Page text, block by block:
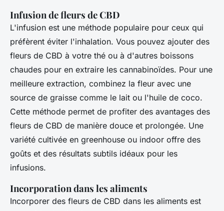
Infusion de fleurs de CBD
L'infusion est une méthode populaire pour ceux qui
préfèrent éviter l'inhalation. Vous pouvez ajouter des
fleurs de CBD à votre thé ou à d'autres boissons
chaudes pour en extraire les cannabinoïdes. Pour une
meilleure extraction, combinez la fleur avec une
source de graisse comme le lait ou l'huile de coco.
Cette méthode permet de profiter des avantages des
fleurs de CBD de manière douce et prolongée. Une
variété cultivée en greenhouse ou indoor offre des
goûts et des résultats subtils idéaux pour les
infusions.
Incorporation dans les aliments
Incorporer des fleurs de CBD dans les aliments est